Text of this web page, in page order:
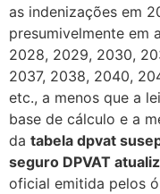
as indenizações em
presumivelmente em
2028, 2029, 2030,
2037, 2038, 2040,
etc., a menos que a
base de cálculo e a
da tabela dpvat
seguro DPVAT
oficial emitida pelos